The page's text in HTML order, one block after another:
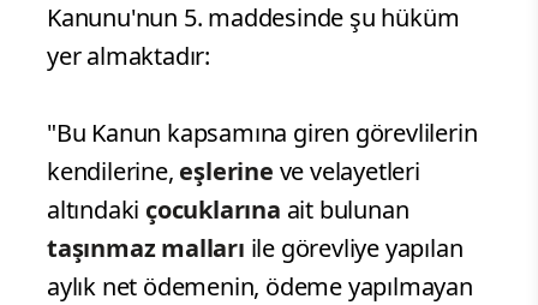
Kanunu'nun 5. maddesinde şu hüküm
yer almaktadır:
"Bu Kanun kapsamına giren görevlilerin
kendilerine, eşlerine ve velayetleri
altındaki çocuklarına ait bulunan
taşınmaz malları ile görevliye yapılan
aylık net ödemenin, ödeme yapılmayan